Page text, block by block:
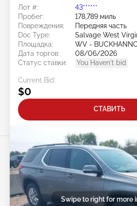
Лот #:
43******
Пробег:
178,789 миль
Повреждения:
Передняя часть
Doc Type:
Salvage West
Площадка:
WV -
Дата торгов:
08/06/2026
Статус ставки:
You Haven't bid
Current Bid:
$0
СТАВИТЬ
Swipe to right for more